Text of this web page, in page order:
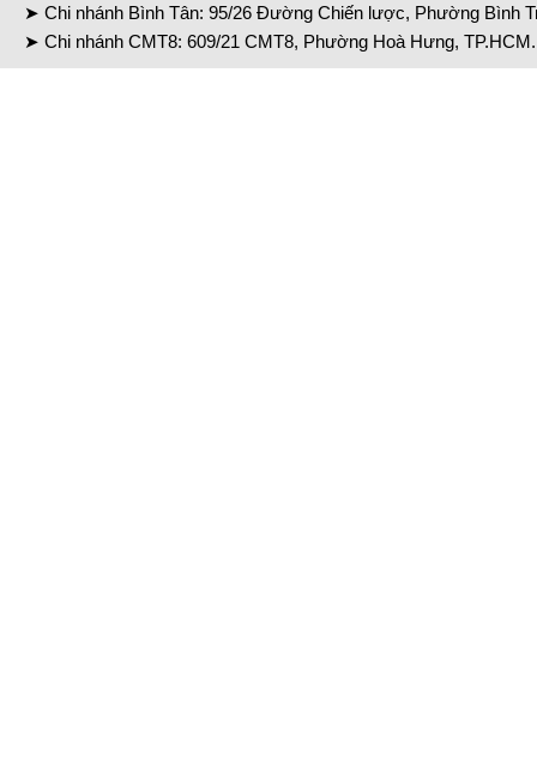
➤ Chi nhánh Bình Tân: 95/26 Đường Chiến lược, Phường Bình
➤ Chi nhánh CMT8: 609/21 CMT8, Phường Hoà Hưng,